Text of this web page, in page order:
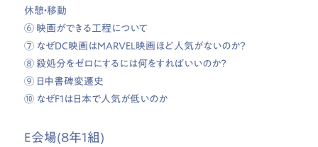
休憩・移動
⑥ 映画ができる工程について
⑦ なぜDC映画はMARVEL映画ほど人気がないのか？
⑧ 殺処分をゼロにするには何をすればいいのか？
⑨ 日中書碑変遷史
⑩ なぜF1は日本で人気が低いのか
E会場(8年1組)